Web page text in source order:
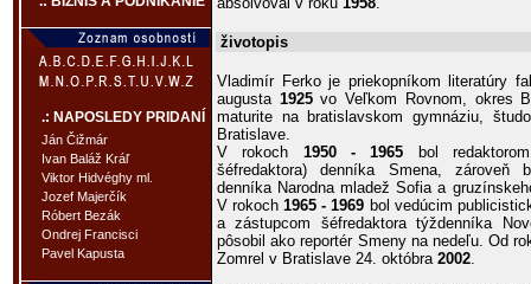
.: NAPOSLEDY PRIDANÍ
Ján Čižmár
Ivan Baláž Kráľ
Viktor Hidvéghy ml.
Jozef Majerčík
Róbert Bezák
Ondrej Francisci
Pavel Kapusta
životopis
Vladimír Ferko je priekopníkom literatúry
augusta 1925vo Veľkom Rovnom, okres
maturite na bratislavskom gymnáziu,
Bratislave.
V rokoch 1950 - 1965 bol
šéfredaktora) denníka Smena, zároveň
denníka Narodna mladež Sofia a
V rokoch1965 - 1969 bol vedúcim
a zástupcom šéfredaktora týždenníka
pôsobil ako reportér Smeny na nedeľu. Od
Zomrel v Bratislave 24. októbra 2002.